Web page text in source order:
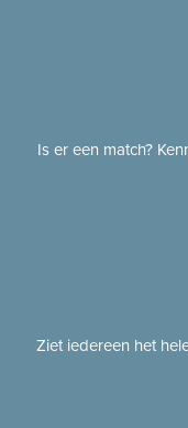
Is er een match?
Ziet iedereen het